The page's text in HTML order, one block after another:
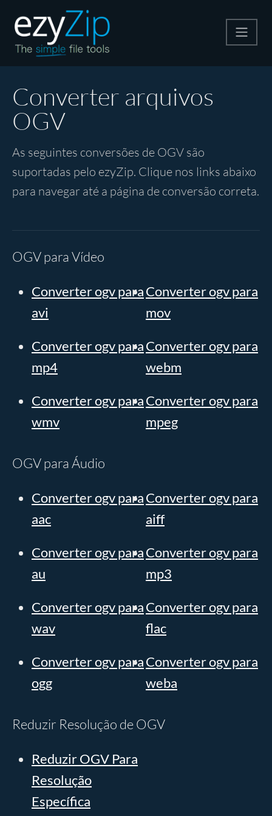
Descompactar
Converter
Outras Ferramentas
Converter arquivos
OGV
As seguintes conversões de OGV são
suportadas pelo ezyZip. Clique nos links abaixo
para navegar até a página de conversão correta.
OGV para Vídeo
Converter ogv para
avi
Converter ogv para
mov
Converter ogv para
mp4
Converter ogv para
webm
Converter ogv para
wmv
Converter ogv para
mpeg
OGV para Áudio
Converter ogv para
aac
Converter ogv para
aiff
Converter ogv para
au
Converter ogv para
mp3
Converter ogv para
wav
Converter ogv para
flac
Converter ogv para
ogg
Converter ogv para
weba
Reduzir Resolução de OGV
Reduzir OGV Para
Resolução
Específica